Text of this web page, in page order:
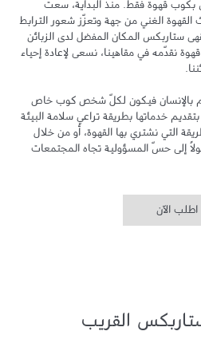
اطلب الآن
القريب